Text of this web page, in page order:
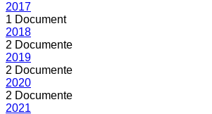
2017
1 Document
2018
2 Documente
2019
2 Documente
2020
2 Documente
2021